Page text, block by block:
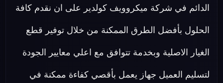
الدائم في شركة ميكروويف كولدير على ان نقدم كافة
الحلول بأفضل الطرق الممكنة من خلال توفير قطع
الغيار الاصلية وبخدمة تتوافق مع اعلي معايير الجودة
لتسليم العميل جهاز يعمل بأقصي كفاءة ممكنة في